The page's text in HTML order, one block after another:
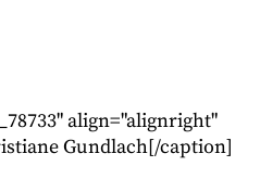
align="alignright"
Gundlach[/caption]